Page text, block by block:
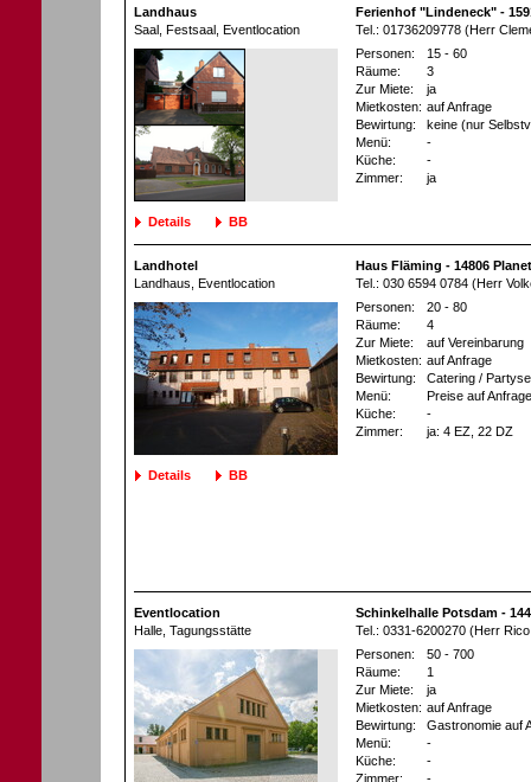
Landhaus
Saal, Festsaal , Eventlocation
Ferienhof "Lindeneck" -
Tel.: 01736209778 (Herr
Details BB
Personen:
15 - 60
Räume:
3
Zur Miete:
ja
Mietkosten: auf Anfrage
Bewirtung:
keine (nur
Menü:
-
Küche:
-
Zimmer:
ja
Landhotel
Landhaus , Eventlocation
Haus Fläming - 14806
Tel.: 030 6594 0784 (Herr
Details BB
Personen:
20 - 80
Räume:
4
Zur Miete:
auf Vereinbarung
Mietkosten: auf Anfrage
Bewirtung:
Catering /
Menü:
Preise auf Anfrage
Küche:
-
Zimmer:
ja: 4 EZ , 22 DZ
Eventlocation
Halle , Tagungsstätte
Schinkelhalle Potsdam -
Tel.: 0331-6200270 (Herr
Personen:
50 - 700
Räume:
1
Zur Miete:
ja
Mietkosten: auf Anfrage
Bewirtung:
Gastronomie auf
Menü:
-
Küche:
-
Zimmer:
-